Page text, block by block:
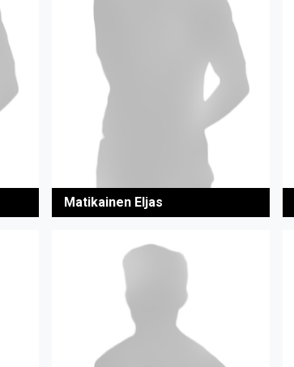
Matikainen Eljas